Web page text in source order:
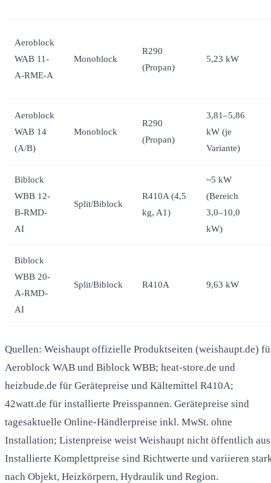
Aeroblock
WAB 11-
A-RME-A
Monoblock
R290
(Propan)
5,23 kW
Aeroblock
WAB 14
(A/B)
Monoblock
R290
(Propan)
3,81–5,86
kW (je
Variante)
Biblock
WBB 12-
B-RMD-
AI
Split/Biblock
R410A (4,5
kg, A1)
~5 kW
(Bereich
3,0–10,0
kW)
Biblock
WBB 20-
A-RMD-
AI
Split/Biblock R410A 9,63 kW
Quellen: Weishaupt offizielle Produktseiten (weishaupt.de)
Aeroblock WAB und Biblock WBB; heat-store.de und
heizbude.de für Gerätepreise und Kältemittel R410A;
42watt.de für installierte Preisspannen. Gerätepreise sind
tagesaktuelle Online-Händlerpreise inkl. MwSt. ohne
Installation; Listenpreise weist Weishaupt nicht öffentlich
Installierte Komplettpreise sind Richtwerte und variieren
nach Objekt, Heizkörpern, Hydraulik und Region.